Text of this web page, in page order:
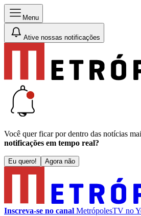
Menu
Ative nossas notificações
Você quer ficar por dentro das notícias
notificações em tempo real?
Eu quero! Agora não
Inscreva-se no canal MetrópolesTV no